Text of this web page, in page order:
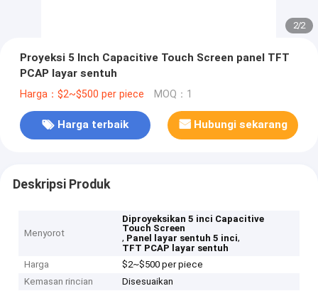
2/2
Proyeksi 5 Inch Capacitive Touch Screen panel TFT
PCAP layar sentuh
Harga：$2~$500 per piece MOQ：1
Harga terbaik Hubungi sekarang
Deskripsi Produk
Menyorot
Diproyeksikan 5 inci Capacitive
Touch Screen
, Panel layar sentuh 5 inci,
TFT PCAP layar sentuh
Harga
$2~$500 per piece
Kemasan rincian
Disesuaikan